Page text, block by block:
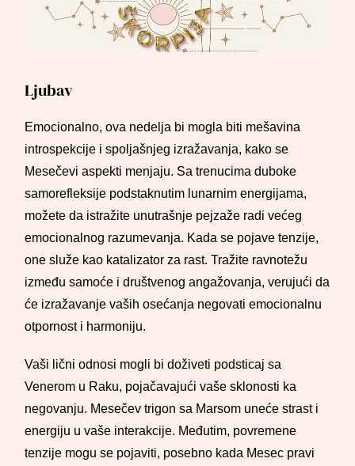
Ljubav
Emocionalno, ova nedelja bi mogla biti mešavina
introspekcije i spoljašnjeg izražavanja, kako se
Mesečevi aspekti menjaju. Sa trenucima duboke
samorefleksije podstaknutim lunarnim energijama,
možete da istražite unutrašnje pejzaže radi većeg
emocionalnog razumevanja. Kada se pojave tenzije,
one služe kao katalizator za rast. Tražite ravnotežu
između samoće i društvenog angažovanja, verujući da
će izražavanje vaših osećanja negovati emocionalnu
otpornost i harmoniju.
Vaši lični odnosi mogli bi doživeti podsticaj sa
Venerom u Raku, pojačavajući vaše sklonosti ka
negovanju. Mesečev trigon sa Marsom uneće strast i
energiju u vaše interakcije. Međutim, povremene
tenzije mogu se pojaviti, posebno kada Mesec pravi